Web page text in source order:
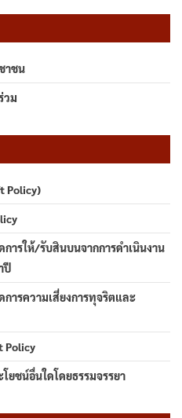
าชน
วม
Policy)
การให้/รับสินบนจากการดำเนินงาน
ปี
การความเสี่ยงการทุจริตและ
Policy
ยชน์อื่นใดโดยธรรมจรรยา